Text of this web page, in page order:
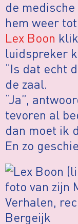
de
hem weer
Lex Boon
luidspreker
“Is dat echt
de zaal.
“Ja”,
tevoren al
dan moet ik
En zo